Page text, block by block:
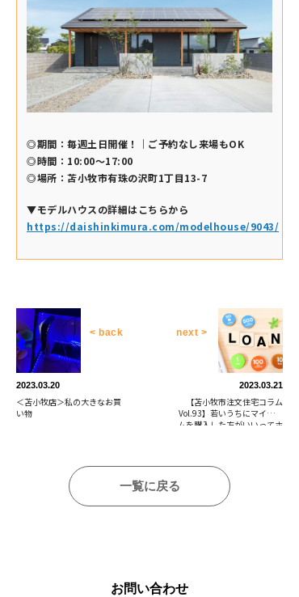
◎期間：毎週土日開催！｜ご予約なし来場もOK
◎時間：10:00～17:00
◎場所：苫小牧市有珠の沢町1丁目13-7
▼モデルハウスの詳細はこちらから
https://daishinkimura.com/modelhouse/9043/
2023.03.20
＜苫小牧店＞私の大きなお買
い物
< back
2023.03.21
【苫小牧市注文住宅コラム
Vol.93】若いうちにマイホー
ムを購入した方がいいってホ
next >
一覧に戻る
お問い合わせ